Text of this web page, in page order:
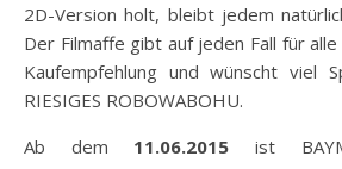
2D-Version holt, bleibt jedem
Der Filmaffe gibt auf jeden Fall für
Kaufempfehlung und wünscht viel
RIESIGES ROBOWABOHU.
Ab dem 11.06.2015 ist